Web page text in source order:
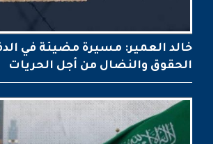
خالد العمير: مسيرة مضيئة في
الحقوق والنضال من أجل الحريات